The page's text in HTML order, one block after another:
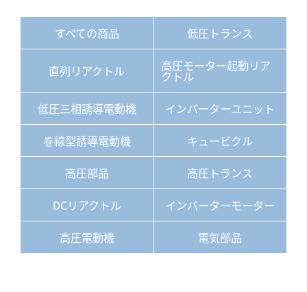
すべての商品 低圧トランス
直列リアクトル 高圧モーター起動リア
クトル
低圧三相誘導電動機
インバーターユニット
巻線型誘導電動機
キュービクル
高圧部品
高圧トランス
DCリアクトル
インバーターモーター
高圧電動機
電気部品